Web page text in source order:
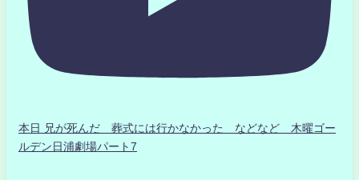
本日 兄が死んだ 葬式には行かなかった などなど 木曜ゴー
ルデン日浦劇場パート7